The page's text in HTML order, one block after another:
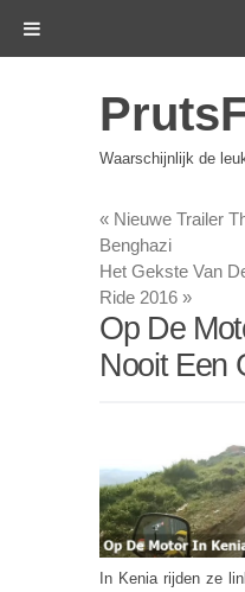
Waarschijnlijk de
« Nieuwe Trailer
Benghazi
Het Gekste Van
Ride 2016 »
Op De
Nooit Een
In Kenia rijden ze